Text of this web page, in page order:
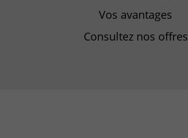
Vos avantages
Consultez nos offres